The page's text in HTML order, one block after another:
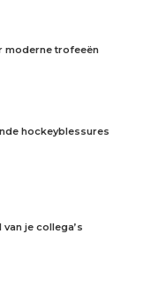
moderne trofeeën
hockeyblessures
je collega’s